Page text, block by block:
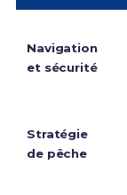
Navigation
et sécurité
Stratégie
de pêche